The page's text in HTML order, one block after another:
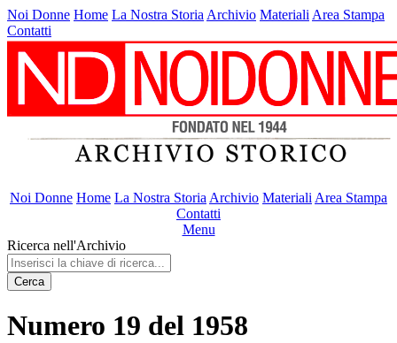
Noi Donne Home La Nostra Storia Archivio Materiali Area Stampa
Contatti
Noi Donne Home La Nostra Storia Archivio Materiali Area Stampa
Contatti
Menu
Ricerca nell'Archivio
Cerca
Numero 19 del 1958